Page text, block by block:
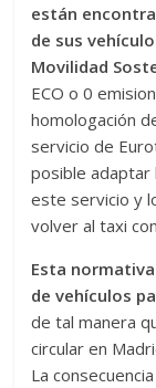
están
de sus
Movilidad
ECO o 0
homologación
servicio de
posible adaptar
este servicio y
volver al taxi
Esta
de vehículos
de tal manera
circular en
La